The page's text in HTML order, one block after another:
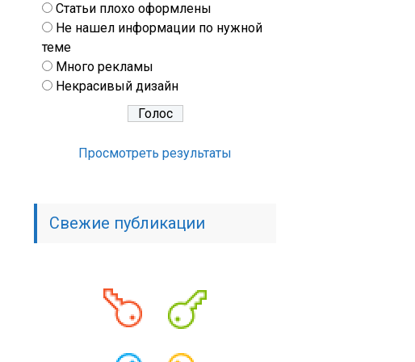
Статьи плохо оформлены
Не нашел информации по нужной
теме
Много рекламы
Некрасивый дизайн
Просмотреть результаты
Свежие публикации